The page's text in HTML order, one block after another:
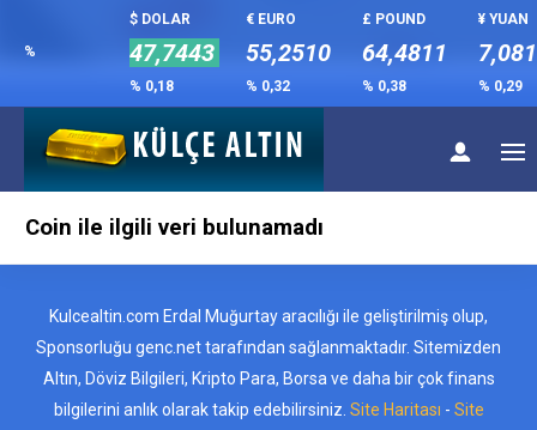
%
$ DOLAR
47,7443
% 0,18
€ EURO
55,2510
% 0,32
£ POUND
64,4811
% 0,38
¥ YUAN
% 0,29
Coin ile ilgili veri bulunamadı
Kulcealtin.com Erdal Muğurtay aracılığı ile geliştirilmiş olup,
Sponsorluğu genc.net tarafından sağlanmaktadır. Sitemizden
Altın, Döviz Bilgileri, Kripto Para, Borsa ve daha bir çok finans
bilgilerini anlık olarak takip edebilirsiniz. Site Haritası - Site